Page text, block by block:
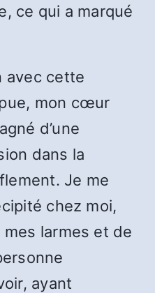
ce qui a marqué
avec cette
mon cœur
d’une
dans la
Je me
chez moi,
larmes et de
ayant